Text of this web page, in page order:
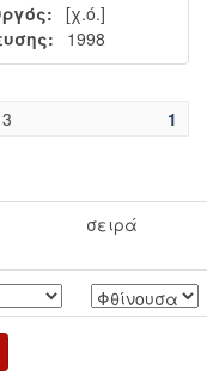
[χ.ό.]
1998
1
σειρά